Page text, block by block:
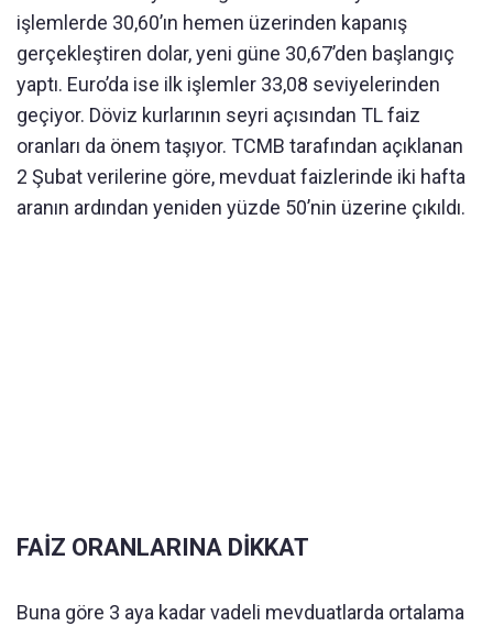
işlemlerde 30,60’ın hemen üzerinden kapanış
gerçekleştiren dolar, yeni güne 30,67’den başlangıç
yaptı. Euro’da ise ilk işlemler 33,08 seviyelerinden
geçiyor. Döviz kurlarının seyri açısından TL faiz
oranları da önem taşıyor. TCMB tarafından açıklanan
2 Şubat verilerine göre, mevduat faizlerinde iki hafta
aranın ardından yeniden yüzde 50’nin üzerine çıkıldı.
FAİZ ORANLARINA DİKKAT
Buna göre 3 aya kadar vadeli mevduatlarda ortalama